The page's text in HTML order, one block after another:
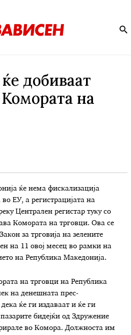
добиваат
на
ќе нема фискализација
ЕУ, а регистрацијата на
Централен регистар туку со
Комората на трговци. Ова се
за трговија на зелените
на 11 овој месец во рамки на
на Република Македонија.
на трговци на Република
на денешната прес-
ќе ги издаваат и ќе ги
бидејќи од Здружение
во Комора. Должноста им